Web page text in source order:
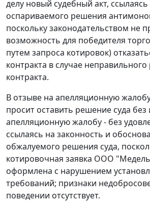
делу новый судебный акт,
оспариваемого решения
поскольку законодательством не
возможность для победителя
путем запроса котировок)
контракта в случае
контракта.
В отзыве на апелляционную
просит оставить решение суда
апелляционную жалобу - без
ссылаясь на законность и
обжалуемого решения суда,
котировочная заявка ООО
оформлена с нарушением
требований; признаки
поведении отсутствует.